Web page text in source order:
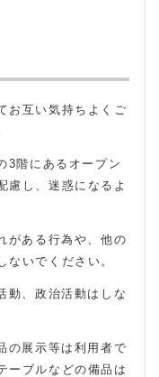
お互い気持ちよくご
3階にあるオープン
慮し、迷惑になるよ
がある行為や、他の
ないでください。
動、政治活動はしな
の展示等は利用者で
ーブルなどの備品は